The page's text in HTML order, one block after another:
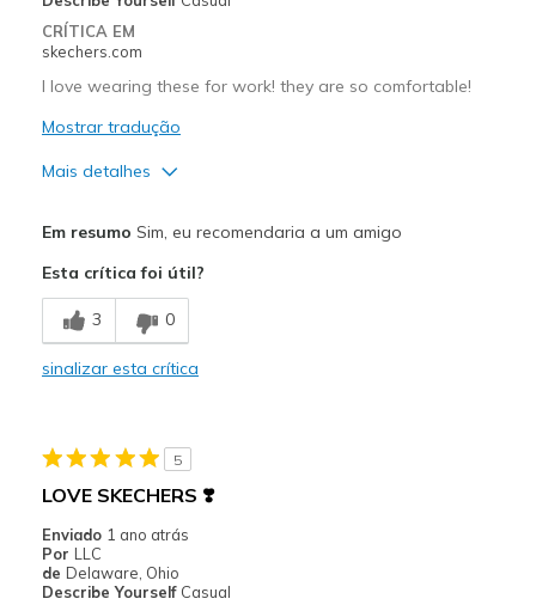
CRÍTICA EM
skechers.com
I love wearing these for work! they are so comfortable!
Mostrar tradução
Mais detalhes
Melhores utilizações
Casual Wear
View On Shoes
Shoes are for Wearing
Em resumo Sim, eu recomendaria a um amigo
Esta crítica foi útil?
3 0
sinalizar esta crítica
5
LOVE SKECHERS ❣️
Enviado 1 ano atrás
Por LLC
de Delaware, Ohio
Describe Yourself Casual